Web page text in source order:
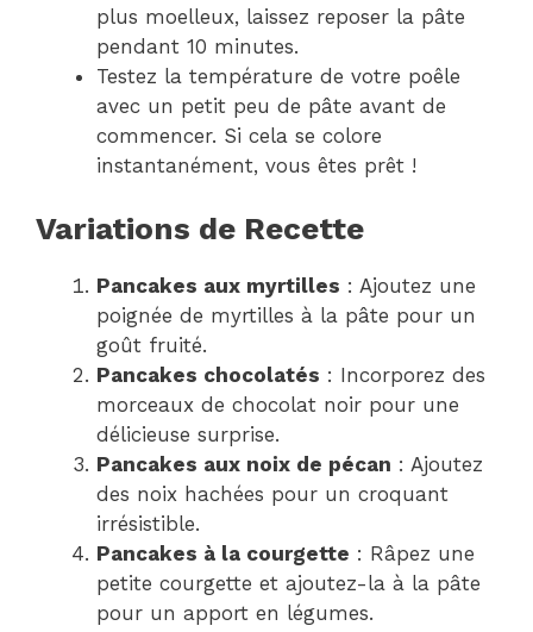
plus moelleux, laissez reposer la pâte
pendant 10 minutes.
Testez la température de votre poêle
avec un petit peu de pâte avant de
commencer. Si cela se colore
instantanément, vous êtes prêt !
Variations de Recette
Pancakes aux myrtilles : Ajoutez une
poignée de myrtilles à la pâte pour un
goût fruité.
Pancakes chocolatés : Incorporez des
morceaux de chocolat noir pour une
délicieuse surprise.
Pancakes aux noix de pécan : Ajoutez
des noix hachées pour un croquant
irrésistible.
Pancakes à la courgette : Râpez une
petite courgette et ajoutez-la à la pâte
pour un apport en légumes.